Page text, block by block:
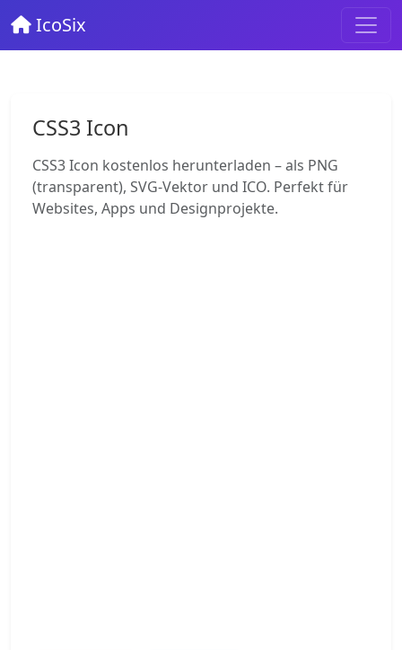
IcoSix
CSS3 Icon
CSS3 Icon kostenlos herunterladen – als PNG
(transparent), SVG-Vektor und ICO. Perfekt für
Websites, Apps und Designprojekte.